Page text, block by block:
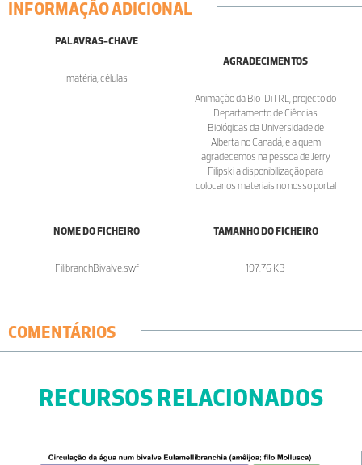
INFORMAÇÃO ADICIONAL
PALAVRAS-CHAVE
matéria, células
AGRADECIMENTOS
Animação da Bio-DiTRL, projecto do
Departamento de Ciências
Biológicas da Universidade de
Alberta no Canadá, e a quem
agradecemos na pessoa de Jerry
Filipski a disponibilização para
colocar os materiais no nosso portal
NOME DO FICHEIRO
FilibranchBivalve.swf
TAMANHO DO FICHEIRO
197.76 KB
COMENTÁRIOS
RECURSOS RELACIONADOS